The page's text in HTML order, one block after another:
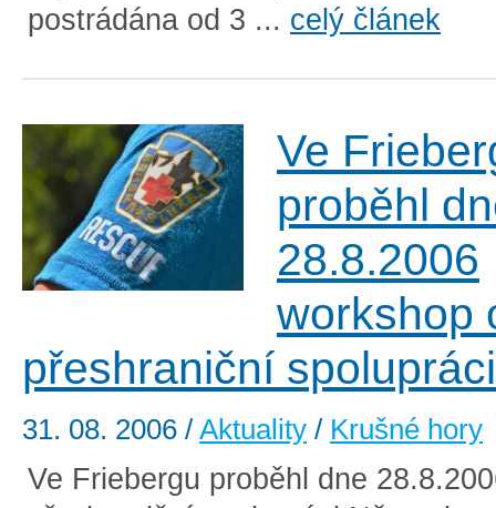
postrádána od 3 ... celý článek
Ve
proběhl
28.8.2006
workshop
přeshraniční spolupráci
31. 08. 2006 / Aktuality / Krušné hory
Ve Friebergu proběhl dne